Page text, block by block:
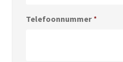
Telefoonnummer *